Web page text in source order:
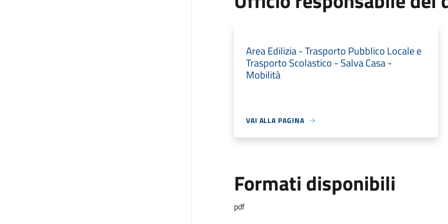
Area Edilizia - Trasporto Pubblico Locale e
Trasporto Scolastico - Salva Casa -
Mobilità
VAI ALLA PAGINA
Formati disponibili
pdf